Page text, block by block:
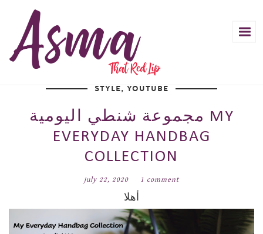
STYLE, YOUTUBE
مجموعة شنطي اليومية MY
EVERYDAY HANDBAG
COLLECTION
july 22, 2020 1 comment
أهلا